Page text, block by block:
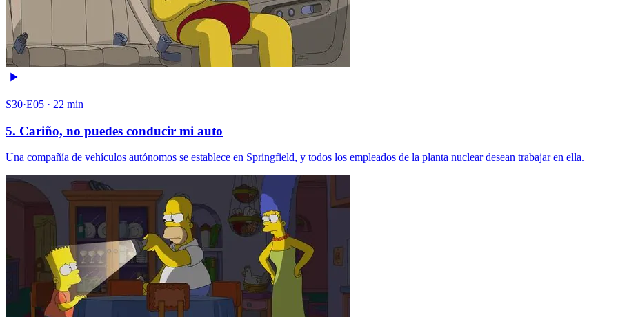
S30·E05 · 22 min
5. Cariño, no puedes conducir mi auto
Una compañía de vehículos autónomos se establece en Springfield, y todos los empleados de la planta nuclear desean trabajar en ella.